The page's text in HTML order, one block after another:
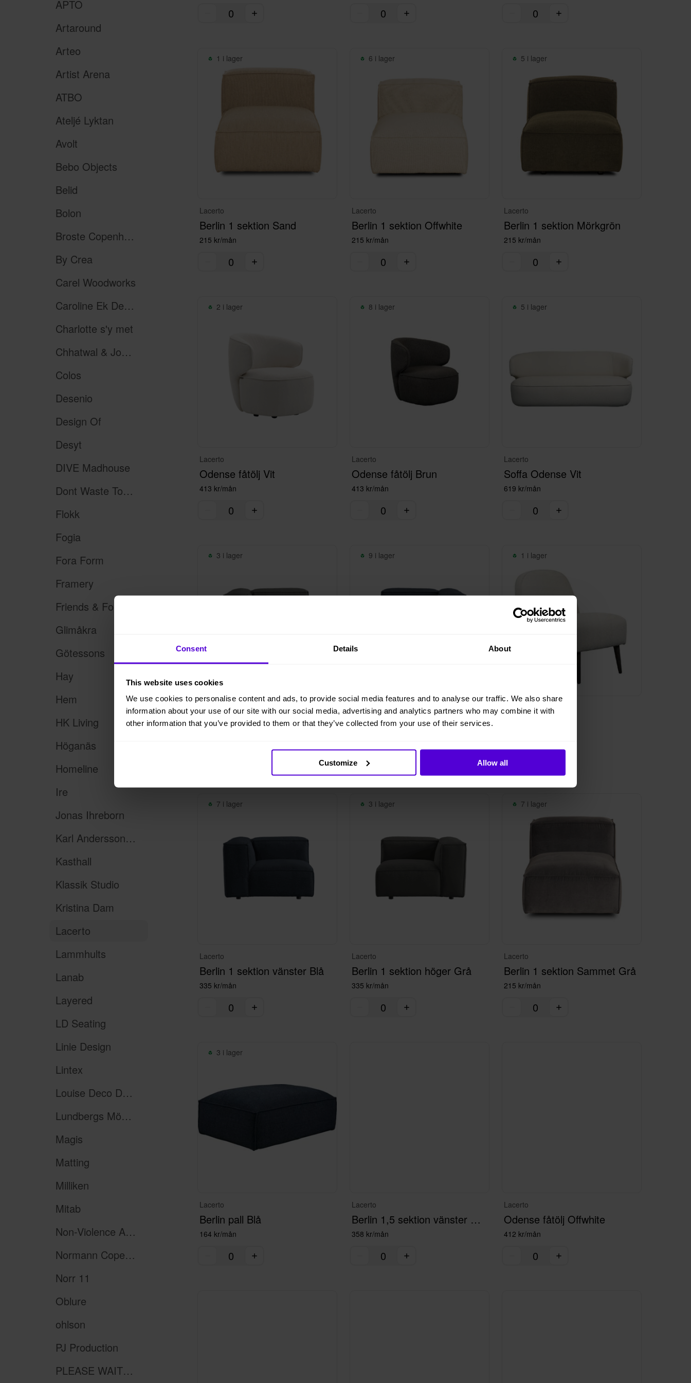
Consent Details About
This website uses cookies
We use cookies to personalise content and ads, to provide social media features and to analyse our traffic. We also share
information about your use of our site with our social media, advertising and analytics partners who may combine it with
other information that you’ve provided to them or that they’ve collected from your use of their services.
Customize Allow all
APTO
Artaround
Arteo
Artist Arena
ATBO
Ateljé Lyktan
Avolt
Bebo Objects
Belid
Bolon
Broste Copenhagen
By Crea
Carel Woodworks
Caroline Ek Design
Charlotte s'y met
Chhatwal & Jonsson
Colos
Desenio
Design Of
Desyt
DIVE Madhouse
Dont Waste Tomorrow
Flokk
Fogia
Fora Form
Framery
Glimåkra
Götessons
Hay
Hem
HK Living
Höganäs
Homeline
Ire
Jonas Ihreborn
Karl Andersson & Söner
Kasthall
Klassik Studio
Kristina Dam
Lacerto
Lammhults
Lanab
Layered
LD Seating
Linie Design
Lintex
Louise Deco Design
Lundbergs Möbler
Magis
Matting
Milliken
Mitab
Non-Violence Art Project
Normann Copenhagen
Norr 11
Oblure
ohlson
PJ Production
PLEASE WAIT to be SEATED
1 i lager
Lacerto
Berlin 1 sektion Sand
215 kr/mån
6 i lager
Lacerto
Berlin 1 sektion Offwhite
215 kr/mån
5 i lager
Lacerto
Berlin 1 sektion Mörkgrön
215 kr/mån
2 i lager
Lacerto
Odense fåtölj Vit
413 kr/mån
8 i lager
Lacerto
Odense fåtölj Brun
413 kr/mån
5 i lager
Lacerto
Soffa Odense Vit
619 kr/mån
3 i lager
Lacerto
Berlin 1 sektion vänster Grå
9 i lager
Lacerto
Berlin 1 sektion höger Blå
1 i lager
Lacerto
7 i lager
Lacerto
Berlin 1 sektion vänster Blå
335 kr/mån
3 i lager
Lacerto
Berlin 1 sektion höger Grå
335 kr/mån
7 i lager
Lacerto
Berlin 1 sektion Sammet Grå
215 kr/mån
3 i lager
Lacerto
Berlin pall Blå
164 kr/mån
Lacerto
Berlin 1,5 sektion vänster Offwhite
358 kr/mån
Lacerto
Odense fåtölj Offwhite
412 kr/mån